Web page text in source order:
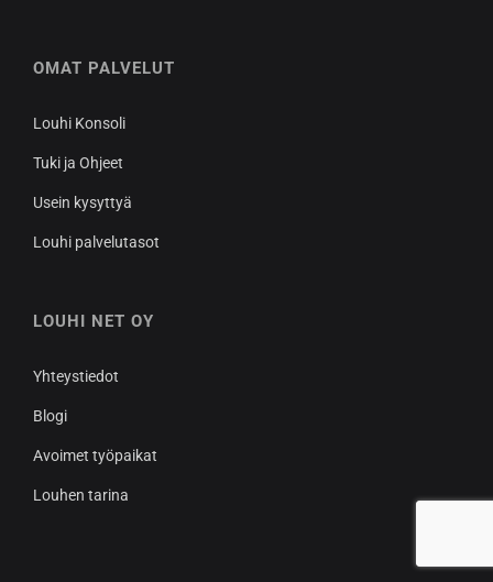
OMAT PALVELUT
Louhi Konsoli
Tuki ja Ohjeet
Usein kysyttyä
Louhi palvelutasot
LOUHI NET OY
Yhteystiedot
Blogi
Avoimet työpaikat
Louhen tarina